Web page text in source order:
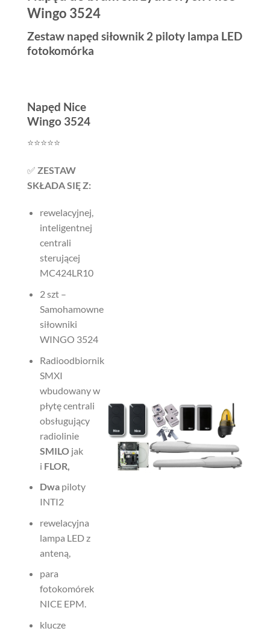
Wingo 3524
Zestaw napęd siłownik 2 piloty lampa LED
fotokomórka
Napęd Nice
Wingo 3524
⭐️⭐️⭐️⭐️⭐️
✅ ZESTAW
SKŁADA SIĘ Z:
rewelacyjnej,
inteligentnej
centrali
sterującej
MC424LR10
2 szt –
Samohamowne
siłowniki
WINGO 3524
Radioodbiornik
SMXI
wbudowany w
płytę centrali
obsługujący
radiolinie
SMILOjak
i FLOR,
Dwapiloty
INTI2
rewelacyjna
lampa LED z
anteną,
para
fotokomórek
NICE EPM.
klucze